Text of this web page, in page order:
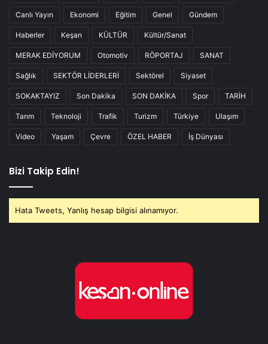
Canlı Yayın Ekonomi Eğitim Genel Gündem
Haberler Keşan KÜLTÜR Kültür/Sanat
MERAK EDİYORUM Otomotiv RÖPORTAJ SANAT
Sağlık SEKTÖR LİDERLERİ Sektörel Siyaset
SOKAKTAYIZ Son Dakika SON DAKİKA Spor TARİH
Tarım Teknoloji Trafik Turizm Türkiye Ulaşım
Video Yaşam Çevre ÖZEL HABER İş Dünyası
Bizi Takip Edin!
Hata Tweets, Yanlış hesap bilgisi alınamıyor.